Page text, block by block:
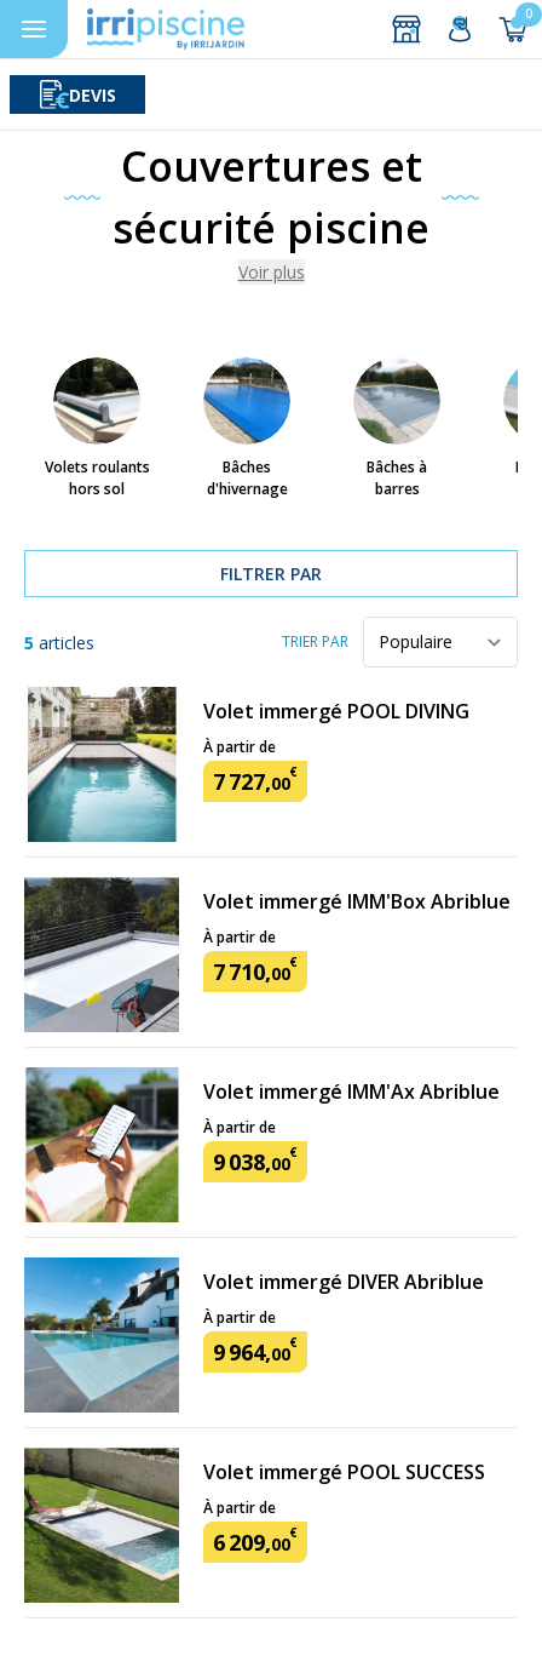
0
DEVIS
Couvertures et
sécurité piscine
Voir plus
Volets roulants
hors sol
Bâches
d'hivernage
Bâches à
barres
FILTRER PAR
TRIER PAR
5 articles
Volet immergé POOL DIVING
À partir de
7727,00€
Volet immergé IMM'Box Abriblue
À partir de
7710,00€
Volet immergé IMM'Ax Abriblue
À partir de
9038,00€
Volet immergé DIVER Abriblue
À partir de
9964,00€
Volet immergé POOL SUCCESS
À partir de
6209,00€